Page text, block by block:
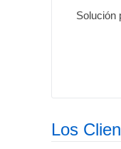
Solución
Los